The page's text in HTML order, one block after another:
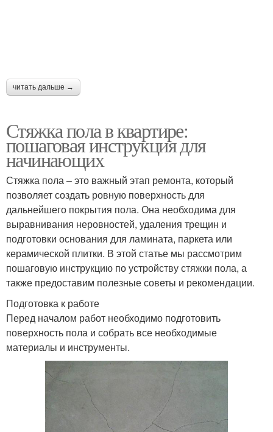
читать дальше →
Стяжка пола в квартире:
пошаговая инструкция для
начинающих
Стяжка пола – это важный этап ремонта, который
позволяет создать ровную поверхность для
дальнейшего покрытия пола. Она необходима для
выравнивания неровностей, удаления трещин и
подготовки основания для ламината, паркета или
керамической плитки. В этой статье мы рассмотрим
пошаговую инструкцию по устройству стяжки пола, а
также предоставим полезные советы и рекомендации.
Подготовка к работе
Перед началом работ необходимо подготовить
поверхность пола и собрать все необходимые
материалы и инструменты.